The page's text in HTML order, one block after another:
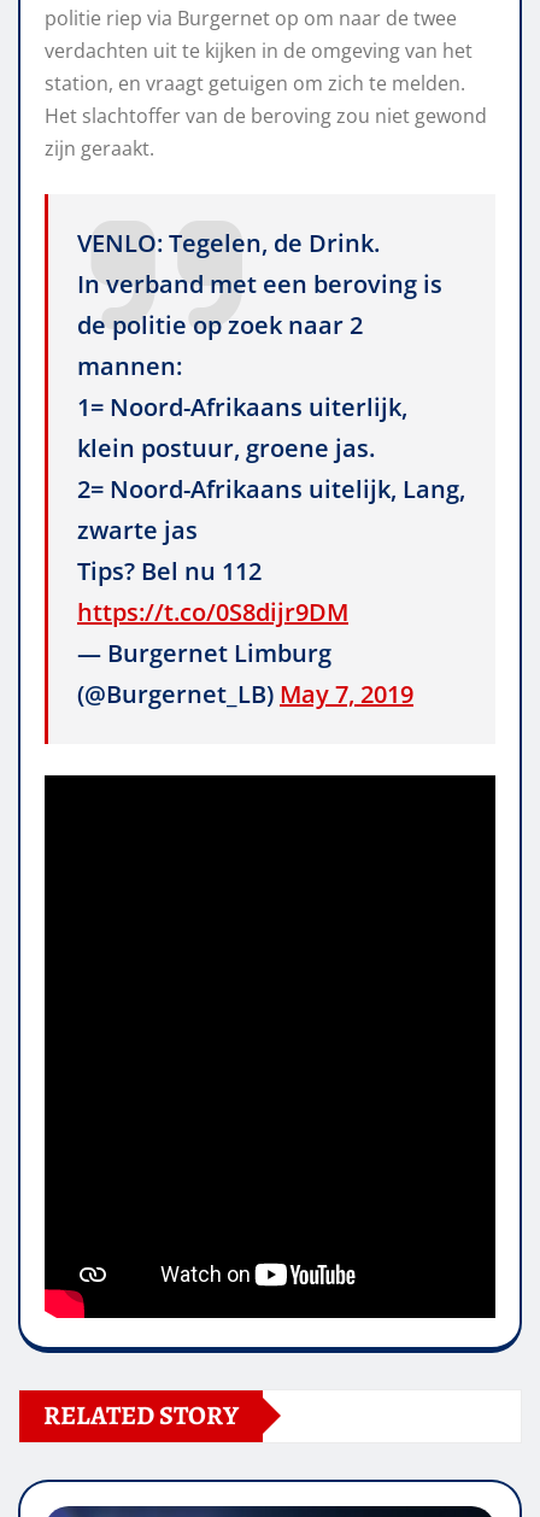
politie riep via Burgernet op om naar de twee
verdachten uit te kijken in de omgeving van het
station, en vraagt getuigen om zich te melden.
Het slachtoffer van de beroving zou niet gewond
zijn geraakt.
VENLO: Tegelen, de Drink.
In verband met een beroving is
de politie op zoek naar 2
mannen:
1= Noord-Afrikaans uiterlijk,
klein postuur, groene jas.
2= Noord-Afrikaans uitelijk, Lang,
zwarte jas
Tips? Bel nu 112
https://t.co/0S8dijr9DM
— Burgernet Limburg
(@Burgernet_LB) May 7, 2019
RELATED STORY